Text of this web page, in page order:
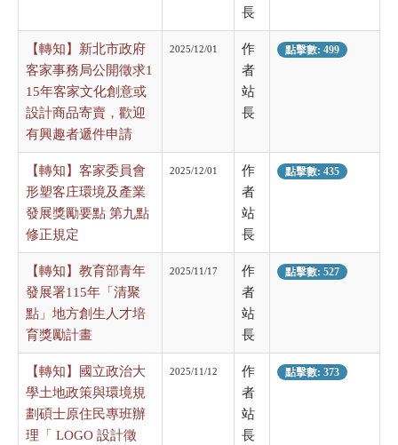
長
【轉知】新北市政府
客家事務局公開徵求1
15年客家文化創意或
設計商品寄賣，歡迎
有興趣者遞件申請
2025/12/01
作
者
站
長
點擊數: 499
【轉知】客家委員會
形塑客庄環境及產業
發展獎勵要點 第九點
修正規定
2025/12/01
作
者
站
長
點擊數: 435
【轉知】教育部青年
發展署115年「清聚
點」地方創生人才培
育獎勵計畫
2025/11/17
作
者
站
長
點擊數: 527
【轉知】國立政治大
學土地政策與環境規
劃碩士原住民專班辦
理「 LOGO 設計徵
2025/11/12
作
者
站
長
點擊數: 373